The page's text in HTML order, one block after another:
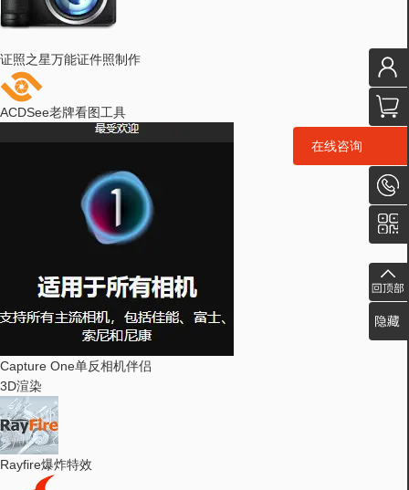
证照之星万能证件照制作
ACDSee老牌看图工具
Capture One单反相机伴侣
3D渲染
Rayfire爆炸特效
在线咨询
在线咨询